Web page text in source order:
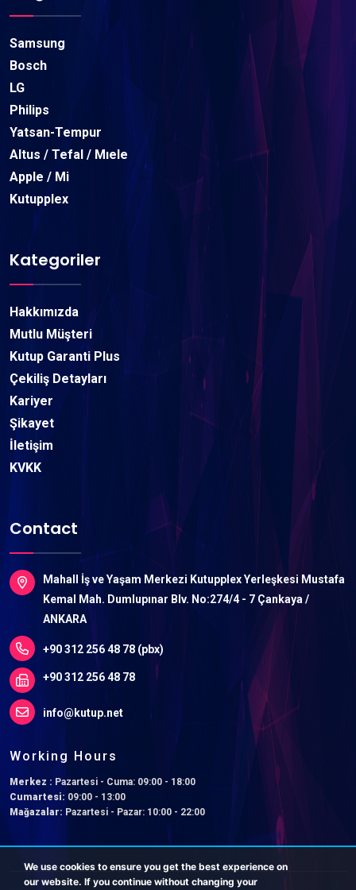
Samsung
Bosch
LG
Philips
Yatsan-Tempur
Altus / Tefal / Mıele
Apple / Mi
Kutupplex
Kategoriler
Hakkımızda
Mutlu Müşteri
Kutup Garanti Plus
Çekiliş Detayları
Kariyer
Şikayet
İletişim
KVKK
Contact
Mahall İş ve Yaşam Merkezi Kutupplex Yerleşkesi Mustafa
Kemal Mah. Dumlupınar Blv. No:274/4 - 7 Çankaya /
ANKARA
+90 312 256 48 78 (pbx)
+90 312 256 48 78
info@kutup.net
Working Hours
Merkez : Pazartesi - Cuma: 09:00 - 18:00
Cumartesi: 09:00 - 13:00
Mağazalar: Pazartesi - Pazar: 10:00 - 22:00
We use cookies to ensure you get the best experience on
our website. If you continue without changing your